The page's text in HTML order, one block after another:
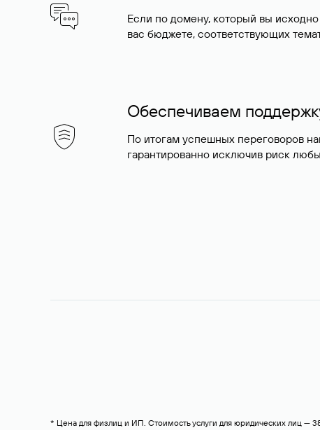
Если по домену, который вы
вас бюджете, соответствующих
Обеспечиваем
По итогам успешных переговоров
гарантированно исключив риск
* Цена для физлиц и ИП. Стоимость услуги для юридических лиц